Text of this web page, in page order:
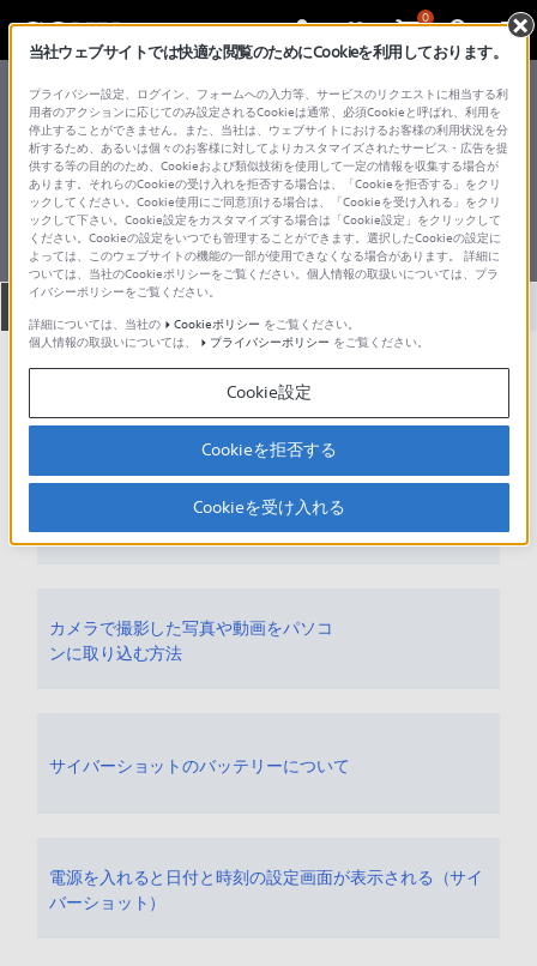
0
総合サポート・お問い合わせ デジタルスチルカメラ
ZV シリーズ
製品型名を調べる方法
お知らせ
人気のトピック
フォトマガジン | デジタル一眼カメラ
α（アルファ）
カメラで撮影した写真や動画をパソコ
ンに取り込む方法
サイバーショットのバッテリーについて
電源を入れると日付と時刻の設定画面が表示される（サイ
バーショット）
当社ウェブサイトでは快適な閲覧のためにCookieを利用しております。
プライバシー設定、ログイン、フォームへの入力等、サービスのリクエストに相当する利
用者のアクションに応じてのみ設定されるCookieは通常、必須Cookieと呼ばれ、利用を
停止することができません。また、当社は、ウェブサイトにおけるお客様の利用状況を分
析するため、あるいは個々のお客様に対してよりカスタマイズされたサービス・広告を提
供する等の目的のため、Cookieおよび類似技術を使用して一定の情報を収集する場合が
あります。それらのCookieの受け入れを拒否する場合は、「Cookieを拒否する」をクリ
ックしてください。Cookie使用にご同意頂ける場合は、「Cookieを受け入れる」をクリ
ックして下さい。Cookie設定をカスタマイズする場合は「Cookie設定」をクリックして
ください。Cookieの設定をいつでも管理することができます。選択したCookieの設定に
よっては、このウェブサイトの機能の一部が使用できなくなる場合があります。 詳細に
ついては、当社のCookieポリシーをご覧ください。個人情報の取扱いについては、プラ
イバシーポリシーをご覧ください。
詳細については、当社の
Cookieポリシー をご覧ください。
個人情報の取扱いについては、
プライバシーポリシー をご覧ください。
Cookie設定
Cookieを拒否する
Cookieを受け入れる